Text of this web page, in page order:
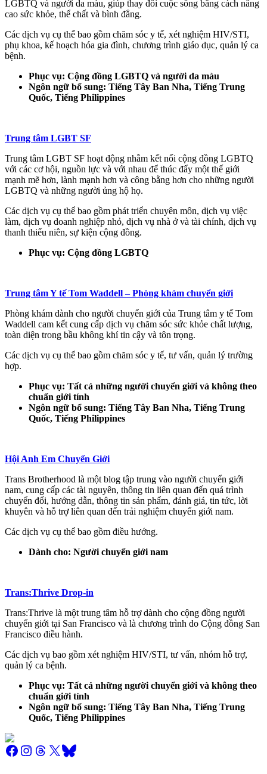
LGBTQ và người da màu, giúp thay đổi cuộc sống bằng cách nâng
cao sức khỏe, thể chất và bình đẳng.
Các dịch vụ cụ thể bao gồm chăm sóc y tế, xét nghiệm HIV/STI,
phụ khoa, kế hoạch hóa gia đình, chương trình giáo dục, quản lý ca
bệnh.
Phục vụ: Cộng đồng LGBTQ và người da màu
Ngôn ngữ bổ sung: Tiếng Tây Ban Nha, Tiếng Trung
Quốc, Tiếng Philippines
Trung tâm LGBT SF
Trung tâm LGBT SF hoạt động nhằm kết nối cộng đồng LGBTQ
với các cơ hội, nguồn lực và với nhau để thúc đẩy một thế giới
mạnh mẽ hơn, lành mạnh hơn và công bằng hơn cho những người
LGBTQ và những người ủng hộ họ.
Các dịch vụ cụ thể bao gồm phát triển chuyên môn, dịch vụ việc
làm, dịch vụ doanh nghiệp nhỏ, dịch vụ nhà ở và tài chính, dịch vụ
thanh thiếu niên, sự kiện cộng đồng.
Phục vụ: Cộng đồng LGBTQ
Trung tâm Y tế Tom Waddell – Phòng khám chuyển giới
Phòng khám dành cho người chuyển giới của Trung tâm y tế Tom
Waddell cam kết cung cấp dịch vụ chăm sóc sức khỏe chất lượng,
toàn diện trong bầu không khí tin cậy và tôn trọng.
Các dịch vụ cụ thể bao gồm chăm sóc y tế, tư vấn, quản lý trường
hợp.
Phục vụ: Tất cả những người chuyển giới và không theo
chuẩn giới tính
Ngôn ngữ bổ sung: Tiếng Tây Ban Nha, Tiếng Trung
Quốc, Tiếng Philippines
Hội Anh Em Chuyển Giới
Trans Brotherhood là một blog tập trung vào người chuyển giới
nam, cung cấp các tài nguyên, thông tin liên quan đến quá trình
chuyển đổi, hướng dẫn, thông tin sản phẩm, đánh giá, tin tức, lời
khuyên và hỗ trợ liên quan đến trải nghiệm chuyển giới nam.
Các dịch vụ cụ thể bao gồm điều hướng.
Dành cho: Người chuyển giới nam
Trans:Thrive Drop-in
Trans:Thrive là một trung tâm hỗ trợ dành cho cộng đồng người
chuyển giới tại San Francisco và là chương trình do Cộng đồng San
Francisco điều hành.
Các dịch vụ bao gồm xét nghiệm HIV/STI, tư vấn, nhóm hỗ trợ,
quản lý ca bệnh.
Phục vụ: Tất cả những người chuyển giới và không theo
chuẩn giới tính
Ngôn ngữ bổ sung: Tiếng Tây Ban Nha, Tiếng Trung
Quốc, Tiếng Philippines